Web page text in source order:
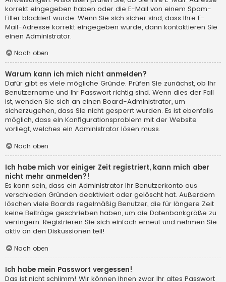
korrekt eingegeben haben oder die E-Mail von einem Spam-
Filter blockiert wurde. Wenn Sie sich sicher sind, dass Ihre E-
Mail-Adresse korrekt eingegeben wurde, dann kontaktieren Sie
einen Administrator.
Nach oben
Warum kann ich mich nicht anmelden?
Dafür gibt es viele mögliche Gründe. Prüfen Sie zunächst, ob Ihr
Benutzername und Ihr Passwort richtig sind. Wenn dies der Fall
ist, wenden Sie sich an einen Board-Administrator, um
sicherzugehen, dass Sie nicht gesperrt wurden. Es ist ebenfalls
möglich, dass ein Konfigurationsproblem mit der Website
vorliegt, welches ein Administrator lösen muss.
Nach oben
Ich habe mich vor einiger Zeit registriert, kann mich aber
nicht mehr anmelden?!
Es kann sein, dass ein Administrator Ihr Benutzerkonto aus
verschieden Gründen deaktiviert oder gelöscht hat. Außerdem
löschen viele Boards regelmäßig Benutzer, die für längere Zeit
keine Beiträge geschrieben haben, um die Datenbankgröße zu
verringern. Registrieren Sie sich einfach erneut und nehmen Sie
aktiv an den Diskussionen teil!
Nach oben
Ich habe mein Passwort vergessen!
Das ist nicht schlimm! Wir können Ihnen zwar Ihr altes Passwort